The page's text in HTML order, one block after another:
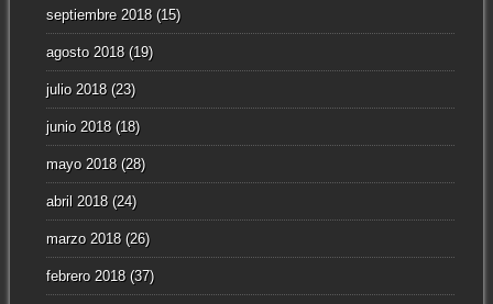
septiembre 2018(15)
agosto 2018(19)
julio 2018(23)
junio 2018(18)
mayo 2018(28)
abril 2018(24)
marzo 2018(26)
febrero 2018(37)